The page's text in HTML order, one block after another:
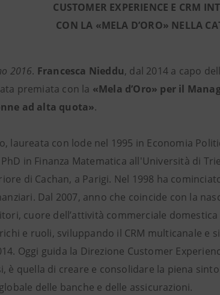
CUSTOMER EXPERIENCE E CRM
CON LA «MELA D’ORO» NELLA
2016. Francesca Nieddu, dal 2014 a capo
premiata con la «Mela d’Oro» per il
ad alta quota».
laureata con lode nel 1995 in Economia
in Finanza Matematica all'Università di
di Cachan, a Parigi. Nel 1998 ha
Dal 2007, anno che coincide con la
cuore dell’attività commerciale
e ruoli, sviluppando il CRM multicanale
Oggi guida la Direzione Customer
è quella di creare e consolidare la piena
delle banche e delle assicurazioni.